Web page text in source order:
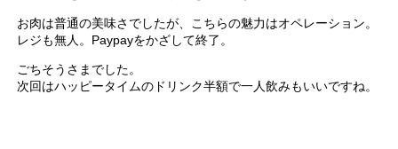
お肉は普通の美味さでしたが、こちらの魅力はオペレーション。
レジも無人。Paypayをかざして終了。
ごちそうさまでした。
次回はハッピータイムのドリンク半額で一人飲みもいいですね。